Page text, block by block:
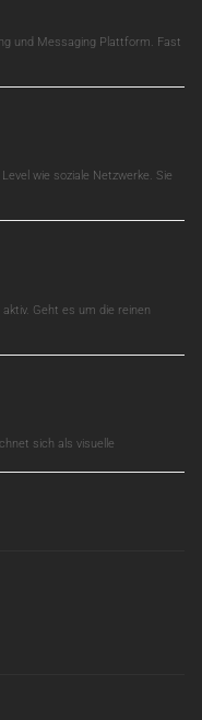
und Messaging Plattform. Fast
wie soziale Netzwerke. Sie
Geht es um die reinen
sich als visuelle